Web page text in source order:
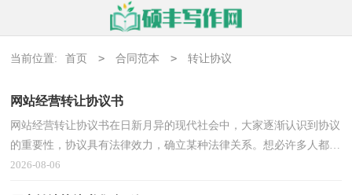
当前位置: 首页 > 合同范本 > 转让协议
网站经营转让协议书
网站经营转让协议书在日新月异的现代社会中，大家逐渐认识到协议
的重要性，协议具有法律效力，确立某种法律关系。想必许多人都在
为如何写好协议而烦恼吧，下面是小编精心整理的网站...
2026-08-06